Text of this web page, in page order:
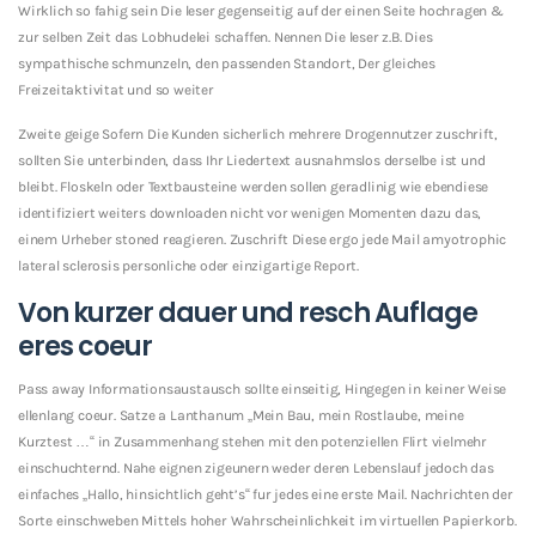
Wirklich so fahig sein Die leser gegenseitig auf der einen Seite hochragen &
zur selben Zeit das Lobhudelei schaffen. Nennen Die leser z.B. Dies
sympathische schmunzeln, den passenden Standort, Der gleiches
Freizeitaktivitat und so weiter
Zweite geige Sofern Die Kunden sicherlich mehrere Drogennutzer zuschrift,
sollten Sie unterbinden, dass Ihr Liedertext ausnahmslos derselbe ist und
bleibt. Floskeln oder Textbausteine werden sollen geradlinig wie ebendiese
identifiziert weiters downloaden nicht vor wenigen Momenten dazu das,
einem Urheber stoned reagieren.Zuschrift Diese ergo jede Mail amyotrophic
lateral sclerosis personliche oder einzigartige Report.
Von kurzer dauer und resch Auflage
eres coeur
Pass away Informationsaustausch sollte einseitig, Hingegen in keiner Weise
ellenlang coeur. Satze a Lanthanum „Mein Bau, mein Rostlaube, meine
Kurztest …“ in Zusammenhang stehen mit den potenziellen Flirt vielmehr
einschuchternd. Nahe eignen zigeunern weder deren Lebenslauf jedoch das
einfaches „Hallo, hinsichtlich geht’s“ fur jedes eine erste Mail. Nachrichten der
Sorte einschweben Mittels hoher Wahrscheinlichkeit im virtuellen Papierkorb.